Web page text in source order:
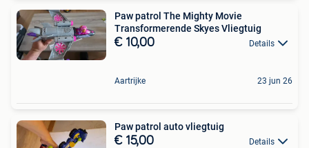
Paw patrol The Mighty Movie
Transformerende Skyes Vliegtuig
€ 10,00 Details
Aartrijke 23 jun 26
Paw patrol auto vliegtuig
€ 15,00 Details